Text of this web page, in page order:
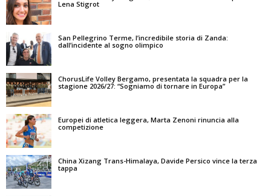
Lena Stigrot
San Pellegrino Terme, l’incredibile storia di Zanda:
dall’incidente al sogno olimpico
ChorusLife Volley Bergamo, presentata la squadra per la
stagione 2026/27: “Sogniamo di tornare in Europa”
Europei di atletica leggera, Marta Zenoni rinuncia alla
competizione
China Xizang Trans-Himalaya, Davide Persico vince la terza
tappa